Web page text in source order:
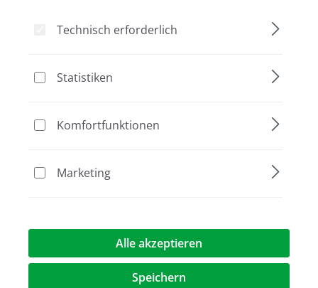
cm
394,00 €*
%
Technisch erforderlich
Statistiken
Komfortfunktionen
Marketing
Alle akzeptieren
Speichern